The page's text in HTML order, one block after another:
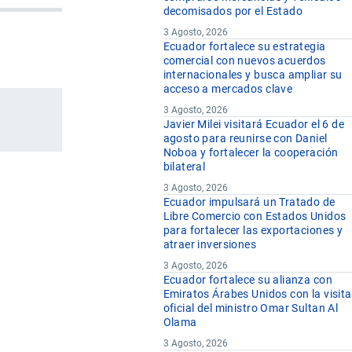
decomisados por el Estado
3 Agosto, 2026
Ecuador fortalece su estrategia
comercial con nuevos acuerdos
internacionales y busca ampliar su
acceso a mercados clave
3 Agosto, 2026
Javier Milei visitará Ecuador el 6 de
agosto para reunirse con Daniel
Noboa y fortalecer la cooperación
bilateral
3 Agosto, 2026
Ecuador impulsará un Tratado de
Libre Comercio con Estados Unidos
para fortalecer las exportaciones y
atraer inversiones
3 Agosto, 2026
Ecuador fortalece su alianza con
Emiratos Árabes Unidos con la visita
oficial del ministro Omar Sultan Al
Olama
3 Agosto, 2026